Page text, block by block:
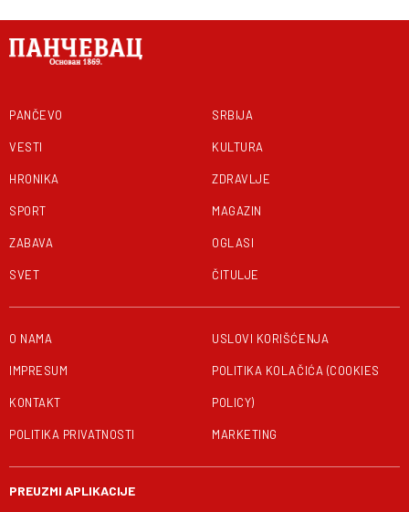
PANČEVO
VESTI
HRONIKA
SPORT
ZABAVA
SVET
SRBIJA
KULTURA
ZDRAVLJE
MAGAZIN
OGLASI
ČITULJE
O NAMA
IMPRESUM
KONTAKT
POLITIKA PRIVATNOSTI
USLOVI KORIŠĆENJA
POLITIKA KOLAČIĆA (COOKIES
POLICY)
MARKETING
PREUZMI APLIKACIJE